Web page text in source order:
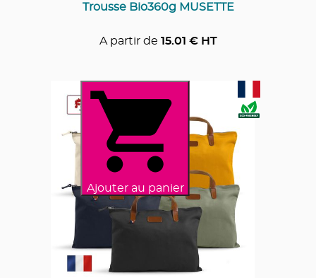
Trousse Bio360g MUSETTE
A partir de 15.01 € HT
Ajouter au panier